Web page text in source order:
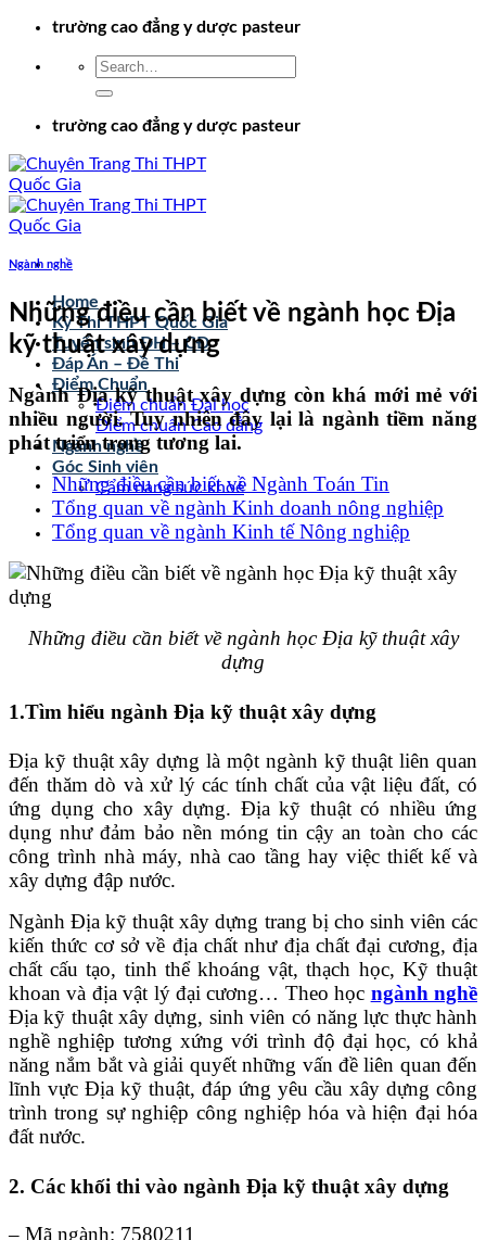
Chuyểntrường cao đẳng y dược pasteur
trường cao đẳng y dược pasteur
Home
Kỳ Thi THPT Quốc Gia
Tuyển sinh ĐH – CĐ
Đáp Án – Đề Thi
Điểm Chuẩn
Điểm chuẩn Đại học
Điểm chuẩn Cao đẳng
Ngành nghề
Góc Sinh viên
Cẩm nang sức khoẻ
Ngành nghề
Những điều cần biết về ngành học Địa
kỹ thuật xây dựng
Ngành Địa kỹ thuật xây dựng còn khá mới mẻ với
nhiều người. Tuy nhiên đây lại là ngành tiềm năng
phát triển trong tương lai.
Những điều cần biết về Ngành Toán Tin
Tổng quan về ngành Kinh doanh nông nghiệp
Tổng quan về ngành Kinh tế Nông nghiệp
Những điều cần biết về ngành học Địa kỹ thuật xây
dựng
1.Tìm hiểu ngành Địa kỹ thuật xây dựng
Địa kỹ thuật xây dựng là một ngành kỹ thuật liên quan
đến thăm dò và xử lý các tính chất của vật liệu đất, có
ứng dụng cho xây dựng. Địa kỹ thuật có nhiều ứng
dụng như đảm bảo nền móng tin cậy an toàn cho các
công trình nhà máy, nhà cao tầng hay việc thiết kế và
xây dựng đập nước.
Ngành Địa kỹ thuật xây dựng trang bị cho sinh viên các
kiến thức cơ sở về địa chất như địa chất đại cương, địa
chất cấu tạo, tinh thể khoáng vật, thạch học, Kỹ thuật
khoan và địa vật lý đại cương… Theo học ngành nghề
Địa kỹ thuật xây dựng, sinh viên có năng lực thực hành
nghề nghiệp tương xứng với trình độ đại học, có khả
năng nắm bắt và giải quyết những vấn đề liên quan đến
lĩnh vực Địa kỹ thuật, đáp ứng yêu cầu xây dựng công
trình trong sự nghiệp công nghiệp hóa và hiện đại hóa
đất nước.
2. Các khối thi vào ngành Địa kỹ thuật xây dựng
– Mã ngành: 7580211